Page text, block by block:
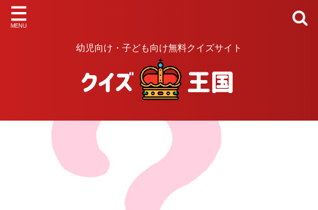
幼児向け・子ども向け無料クイズサイト